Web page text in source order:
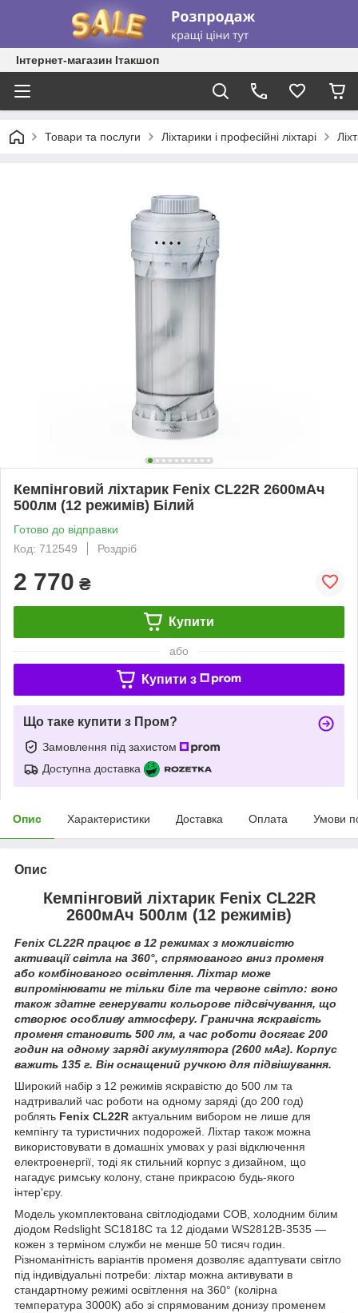
Інтернет-магазин Ітакшоп
Товари та послуги Ліхтарики і професійні ліхтарі
Кемпінговий ліхтарик Fenix ​​CL22R 2600мАч
500лм (12 режимів) Білий
Готово до відправки
Код: 712549
Роздріб
2 770 ₴
Купити
або
Купити з
Що таке купити з Пром?
Замовлення під захистом
Доступна доставка
Опис Характеристики Доставка Оплата Умови
Опис
Кемпінговий ліхтарик Fenix ​​CL22R
2600мАч 500лм (12 режимів)
Fenix ​​CL22R працює в 12 режимах з можливістю
активації світла на 360°, спрямованого вниз променя
або комбінованого освітлення. Ліхтар може
випромінювати не тільки біле та червоне світло: воно
також здатне генерувати кольорове підсвічування, що
створює особливу атмосферу. Гранична яскравість
променя становить 500 лм, а час роботи досягає 200
годин на одному заряді акумулятора (2600 мАг). Корпус
важить 135 г. Він оснащений ручкою для підвішування.
Широкий набір з 12 режимів яскравістю до 500 лм та
надтривалий час роботи на одному заряді (до 200 год)
роблять Fenix CL22R актуальним вибором не лише для
кемпінгу та туристичних подорожей. Ліхтар також можна
використовувати в домашніх умовах у разі відключення
електроенергії, тоді як стильний корпус з дизайном, що
нагадує римську колону, стане прикрасою будь-якого
інтер'єру.
Модель укомплектована світлодіодами COB, холодним білим
діодом Redslight SC1818C та 12 діодами WS2812B-3535 —
кожен з терміном служби не менше 50 тисяч годин.
Різноманітність варіантів променя дозволяє адаптувати світло
під індивідуальні потреби: ліхтар можна активувати в
стандартному режимі освітлення на 360° (колірна
температура 3000К) або зі спрямованим донизу променем